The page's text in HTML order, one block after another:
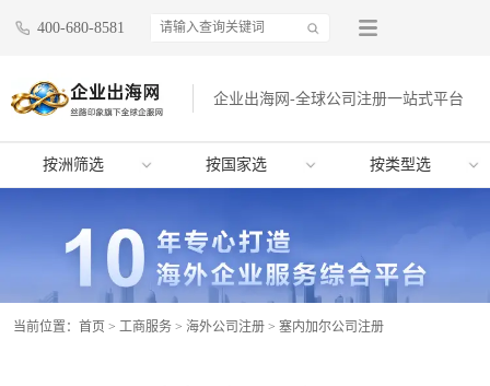
400-680-8581
企业出海网-全球公司注册一站式平台
按洲筛选 按国家选 按类型选
当前位置： 首页 > 工商服务 > 海外公司注册 > 塞内加尔公司注册